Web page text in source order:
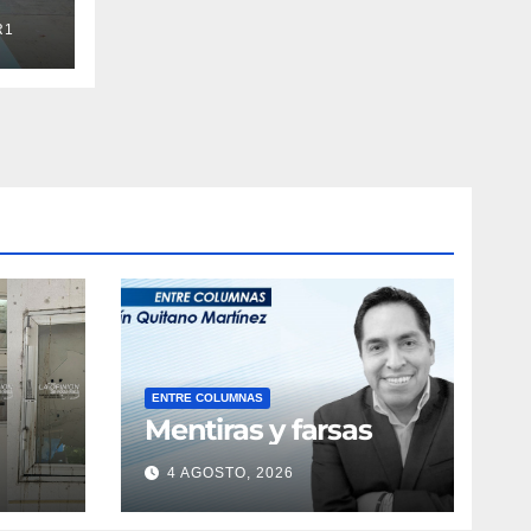
ENTRE COLUMNAS
Mentiras y farsas
4 AGOSTO, 2026